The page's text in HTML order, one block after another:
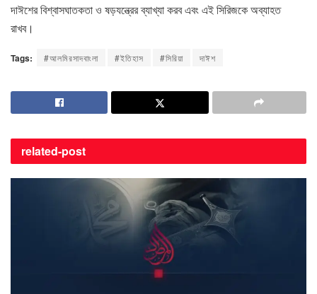
দাঈশের বিশ্বাসঘাতকতা ও ষড়যন্ত্রের ব্যাখ্যা করব এবং এই সিরিজকে অব্যাহত
রাখব।
Tags: #আলমিরসাদবাংলা #ইতিহাস #সিরিয়া দাঈশ
related-post